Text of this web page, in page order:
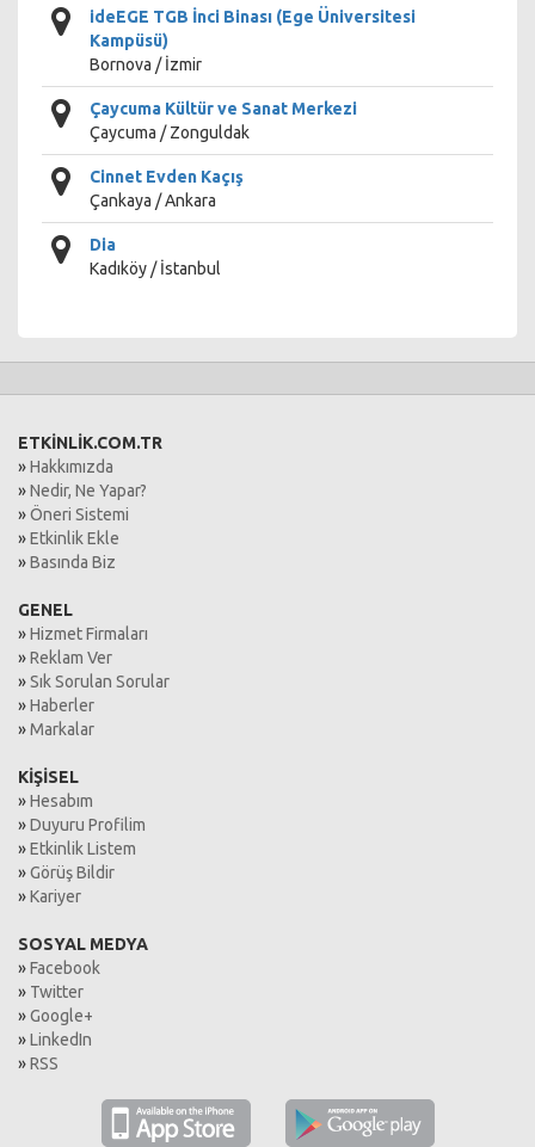
ideEGE TGB İnci Binası (Ege Üniversitesi
Kampüsü)
Bornova / İzmir
Çaycuma Kültür ve Sanat Merkezi
Çaycuma / Zonguldak
Cinnet Evden Kaçış
Çankaya / Ankara
Dia
Kadıköy / İstanbul
ETKİNLİK.COM.TR
»Hakkımızda
»Nedir, Ne Yapar?
»Öneri Sistemi
»Etkinlik Ekle
»Basında Biz
GENEL
»Hizmet Firmaları
»Reklam Ver
»Sık Sorulan Sorular
»Haberler
»Markalar
KİŞİSEL
»Hesabım
»Duyuru Profilim
»Etkinlik Listem
»Görüş Bildir
»Kariyer
SOSYAL MEDYA
»Facebook
» Twitter
»Google+
»LinkedIn
»RSS